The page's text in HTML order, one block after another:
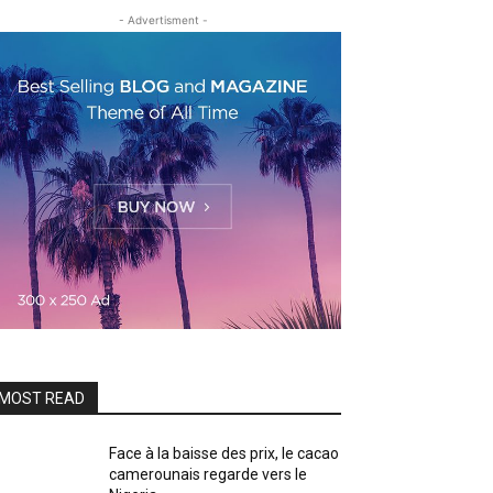
- Advertisment -
READ
Face à la baisse des prix, le cacao
camerounais regarde vers le